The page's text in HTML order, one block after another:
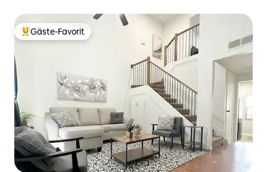
Beliebter Gäste-Favorit.
Gäste-Favorit